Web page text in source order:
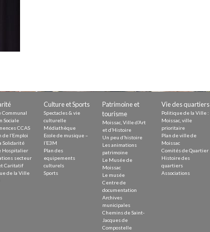
Communal
Sociale
CCAS
de l’Emploi
Solidarité
Hospitalier
secteur
Caritatif
de la Ville
Culture et Sports
Spectacles & vie
culturelle
Médiathèque
Ecole de musique –
l’E3M
Plan des
equipements
culturels
Sports
Patrimoine et
tourisme
Moissac, Ville d’Art
et d’Histoire
Un peu d’histoire
Les animations
patrimoine
Le Musée de
Moissac
Le musée
Centre de
documentation
Archives
municipales
Chemins de Saint-
Jacques de
Compostelle
Vie des quartiers
Politique de la Ville :
Moissac, ville
prioritaire
Plan de ville de
Moissac
Comités de Quartier
Histoire des
quartiers
Associations